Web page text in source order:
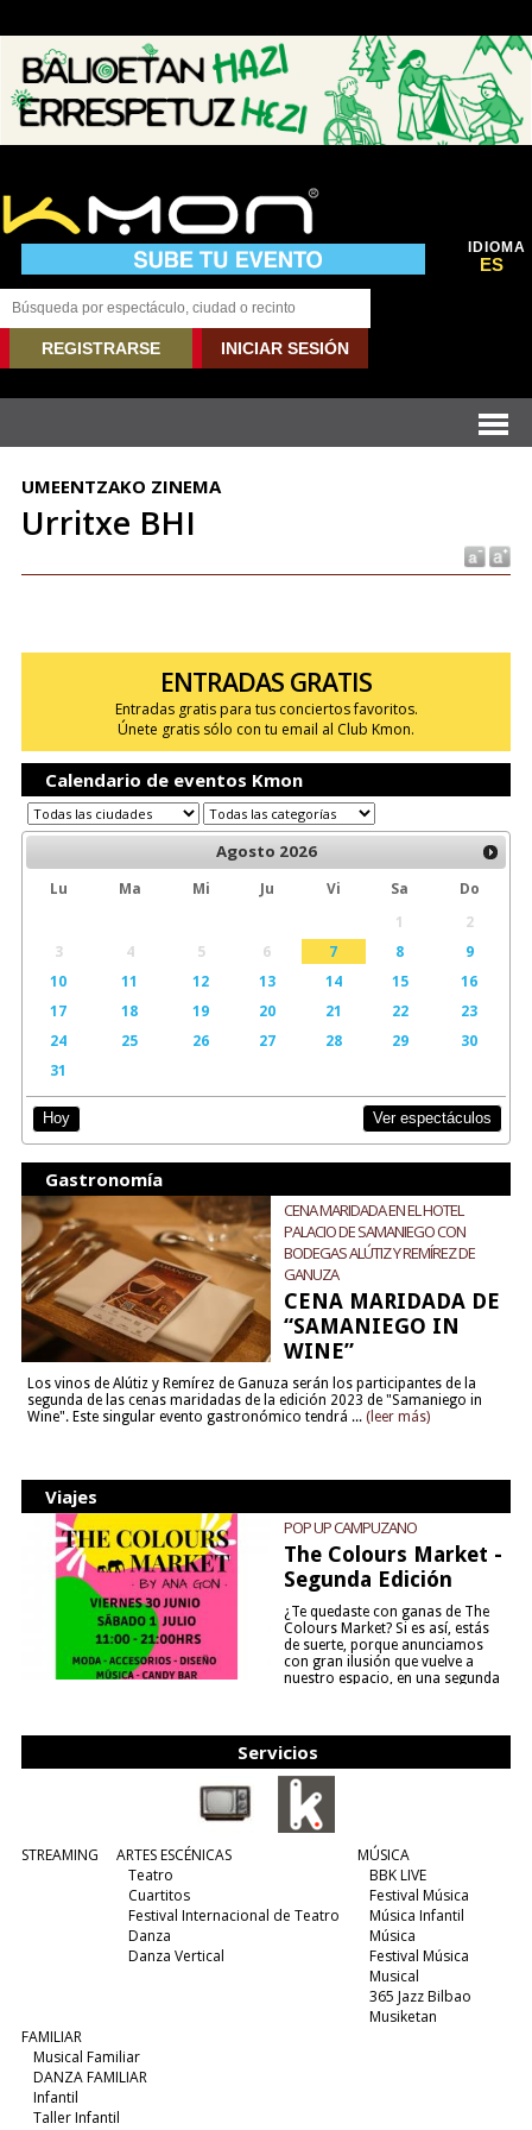
IDIOMA
ES
REGISTRARSE INICIAR SESIÓN
UMEENTZAKO ZINEMA
Urritxe BHI
ENTRADAS GRATIS
Entradas gratis para tus conciertos favoritos.
Únete gratis sólo con tu email al Club Kmon.
Calendario de eventos Kmon
Agosto 2026
Lu Ma Mi Ju Vi Sa
Do
1
2
3
4 5 6 7 8
9
10
11 12 13 14 15
16
17
18 19 20 21 22
23
24
25 26 27 28 29
30
31
Hoy Ver espectáculos
Gastronomía
CENA MARIDADA EN EL HOTEL
PALACIO DE SAMANIEGO CON
BODEGAS ALÚTIZ Y REMÍREZ DE
GANUZA
CENA MARIDADA DE
“SAMANIEGO IN
WINE”
Los vinos de Alútiz y Remírez de Ganuza serán los participantes de la
segunda de las cenas maridadas de la edición 2023 de "Samaniego in
Wine". Este singular evento gastronómico tendrá ... (leer más)
Viajes
POP UP CAMPUZANO
The Colours Market -
Segunda Edición
¿Te quedaste con ganas de The
Colours Market? Si es así, estás
de suerte, porque anunciamos
con gran ilusión que vuelve a
nuestro espacio, en una segunda
Servicios
STREAMING
ARTES ESCÉNICAS
Teatro
Cuartitos
Festival Internacional de Teatro
Danza
Danza Vertical
MÚSICA
BBK LIVE
Festival Música
Música Infantil
Música
Festival Música
Musical
365 Jazz Bilbao
Musiketan
FAMILIAR
Musical Familiar
DANZA FAMILIAR
Infantil
Taller Infantil